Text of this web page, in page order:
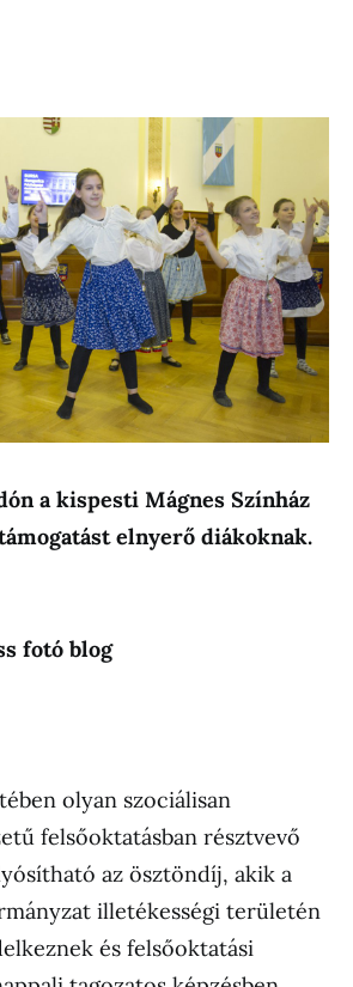
kispesti Mágnes Színház
elnyerő diákoknak.
fotó blog
olyan szociálisan
felsőoktatásban résztvevő
az ösztöndíj, akik a
illetékességi területén
és felsőoktatási